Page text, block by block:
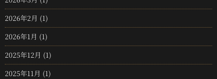
2026年2月 (1)
2026年1月 (1)
2025年12月 (1)
2025年11月 (1)